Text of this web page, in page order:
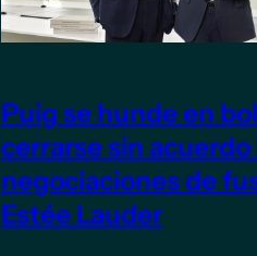
Puig se hunde en
cerrarse sin acuerdo
negociaciones de
Estée Lauder